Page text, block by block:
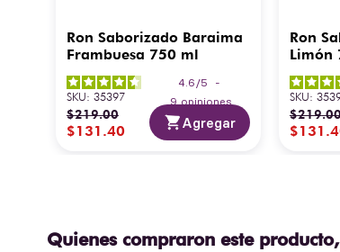
Ron Saborizado Baraima
Frambuesa 750 ml
4.6 /5
-
9 opiniones
SKU: 35397
$219.00
$131 .40 Agregar
Ron
Limón
SKU:
$219.
$131 .
Quienes compraron este